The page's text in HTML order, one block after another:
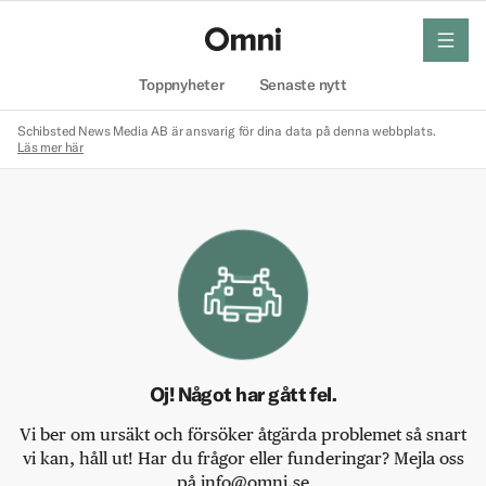
Toppnyheter Senaste nytt
meny
Schibsted News Media AB är ansvarig för dina data på denna webbplats.
Läs mer här
Oj! Något har gått fel.
Vi ber om ursäkt och försöker åtgärda problemet så snart
vi kan, håll ut! Har du frågor eller funderingar? Mejla oss